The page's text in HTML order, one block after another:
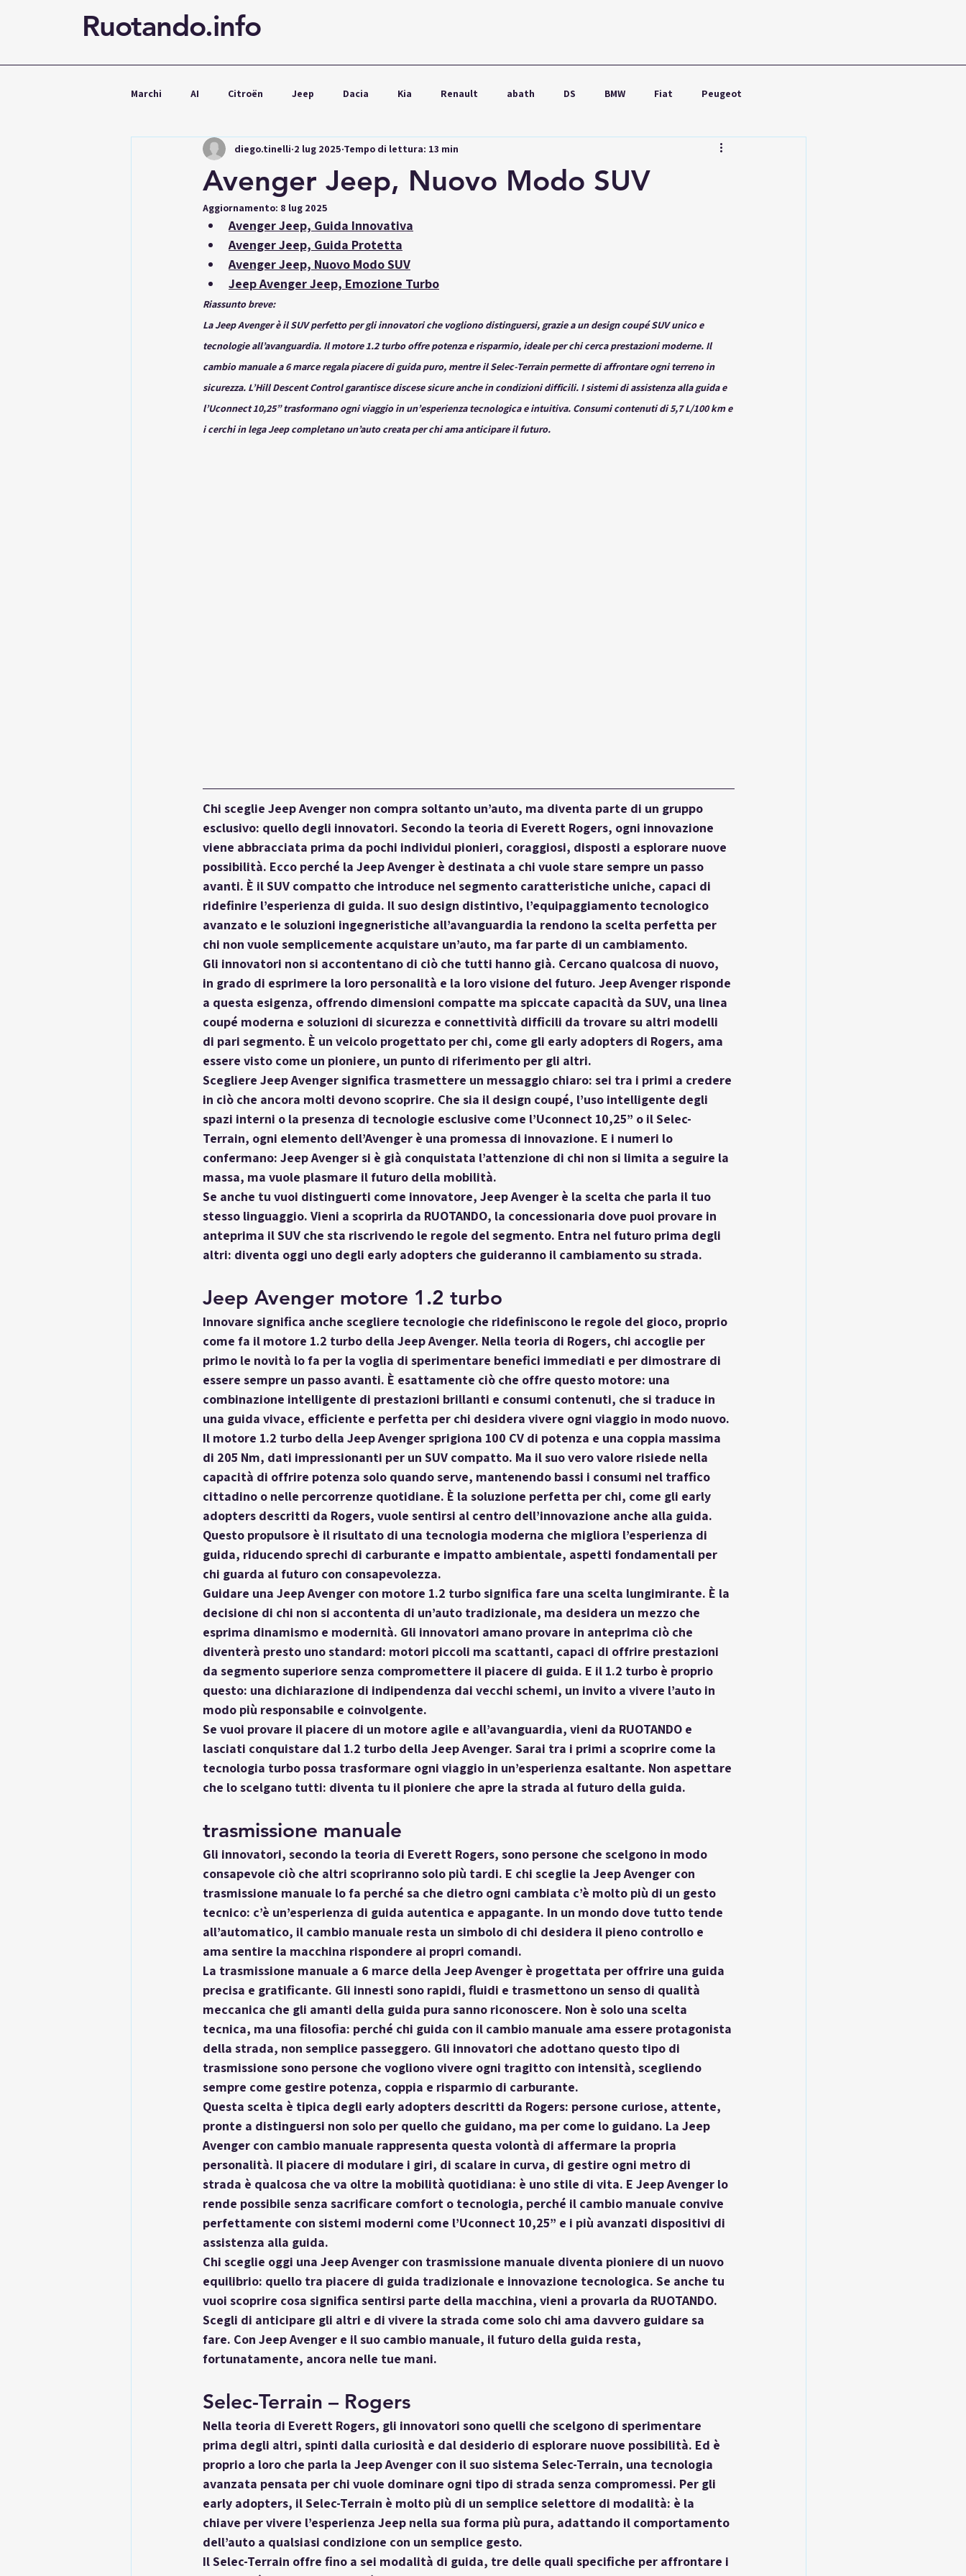
Ruotando.info
Marchi AI Citroën Jeep Dacia Kia Renault abath DS BMW Fiat Peugeot
Mercedes Volkswagen Ford Seat Toyota
Avenger Jeep, Nuovo Modo SUV
diego.tinelli 2 lug 2025 Tempo di lettura: 13 min
Aggiornamento: 8 lug 2025
Avenger Jeep, Guida Innovativa
Avenger Jeep, Guida Protetta
Avenger Jeep, Nuovo Modo SUV
Jeep Avenger Jeep, Emozione Turbo
Riassunto breve:
La Jeep Avenger è il SUV perfetto per gli innovatori che vogliono distinguersi, grazie a un design coupé SUV unico e
tecnologie all’avanguardia. Il motore 1.2 turbo offre potenza e risparmio, ideale per chi cerca prestazioni moderne. Il
cambio manuale a 6 marce regala piacere di guida puro, mentre il Selec-Terrain permette di affrontare ogni terreno in
sicurezza. L’Hill Descent Control garantisce discese sicure anche in condizioni difficili. I sistemi di assistenza alla guida e
l’Uconnect 10,25” trasformano ogni viaggio in un’esperienza tecnologica e intuitiva. Consumi contenuti di 5,7 L/100 km e
i cerchi in lega Jeep completano un’auto creata per chi ama anticipare il futuro.
Chi sceglie Jeep Avenger non compra soltanto un’auto, ma diventa parte di un gruppo
esclusivo: quello degli innovatori. Secondo la teoria di Everett Rogers, ogni innovazione
viene abbracciata prima da pochi individui pionieri, coraggiosi, disposti a esplorare nuove
possibilità. Ecco perché la Jeep Avenger è destinata a chi vuole stare sempre un passo
avanti. È il SUV compatto che introduce nel segmento caratteristiche uniche, capaci di
ridefinire l’esperienza di guida. Il suo design distintivo, l’equipaggiamento tecnologico
avanzato e le soluzioni ingegneristiche all’avanguardia la rendono la scelta perfetta per
chi non vuole semplicemente acquistare un’auto, ma far parte di un cambiamento.
Gli innovatori non si accontentano di ciò che tutti hanno già. Cercano qualcosa di nuovo,
in grado di esprimere la loro personalità e la loro visione del futuro. Jeep Avenger risponde
a questa esigenza, offrendo dimensioni compatte ma spiccate capacità da SUV, una linea
coupé moderna e soluzioni di sicurezza e connettività difficili da trovare su altri modelli
di pari segmento. È un veicolo progettato per chi, come gli early adopters di Rogers, ama
essere visto come un pioniere, un punto di riferimento per gli altri.
Scegliere Jeep Avenger significa trasmettere un messaggio chiaro: sei tra i primi a credere
in ciò che ancora molti devono scoprire. Che sia il design coupé, l’uso intelligente degli
spazi interni o la presenza di tecnologie esclusive come l’Uconnect 10,25” o il Selec-
Terrain, ogni elemento dell’Avenger è una promessa di innovazione. E i numeri lo
confermano: Jeep Avenger si è già conquistata l’attenzione di chi non si limita a seguire la
massa, ma vuole plasmare il futuro della mobilità.
Se anche tu vuoi distinguerti come innovatore, Jeep Avenger è la scelta che parla il tuo
stesso linguaggio. Vieni a scoprirla da RUOTANDO, la concessionaria dove puoi provare in
anteprima il SUV che sta riscrivendo le regole del segmento. Entra nel futuro prima degli
altri: diventa oggi uno degli early adopters che guideranno il cambiamento su strada.
Jeep Avenger motore 1.2 turbo
Innovare significa anche scegliere tecnologie che ridefiniscono le regole del gioco, proprio
come fa il motore 1.2 turbo della Jeep Avenger. Nella teoria di Rogers, chi accoglie per
primo le novità lo fa per la voglia di sperimentare benefici immediati e per dimostrare di
essere sempre un passo avanti. È esattamente ciò che offre questo motore: una
combinazione intelligente di prestazioni brillanti e consumi contenuti, che si traduce in
una guida vivace, efficiente e perfetta per chi desidera vivere ogni viaggio in modo nuovo.
Il motore 1.2 turbo della Jeep Avenger sprigiona 100 CV di potenza e una coppia massima
di 205 Nm, dati impressionanti per un SUV compatto. Ma il suo vero valore risiede nella
capacità di offrire potenza solo quando serve, mantenendo bassi i consumi nel traffico
cittadino o nelle percorrenze quotidiane. È la soluzione perfetta per chi, come gli early
adopters descritti da Rogers, vuole sentirsi al centro dell’innovazione anche alla guida.
Questo propulsore è il risultato di una tecnologia moderna che migliora l’esperienza di
guida, riducendo sprechi di carburante e impatto ambientale, aspetti fondamentali per
chi guarda al futuro con consapevolezza.
Guidare una Jeep Avenger con motore 1.2 turbo significa fare una scelta lungimirante. È la
decisione di chi non si accontenta di un’auto tradizionale, ma desidera un mezzo che
esprima dinamismo e modernità. Gli innovatori amano provare in anteprima ciò che
diventerà presto uno standard: motori piccoli ma scattanti, capaci di offrire prestazioni
da segmento superiore senza compromettere il piacere di guida. E il 1.2 turbo è proprio
questo: una dichiarazione di indipendenza dai vecchi schemi, un invito a vivere l’auto in
modo più responsabile e coinvolgente.
Se vuoi provare il piacere di un motore agile e all’avanguardia, vieni da RUOTANDO e
lasciati conquistare dal 1.2 turbo della Jeep Avenger. Sarai tra i primi a scoprire come la
tecnologia turbo possa trasformare ogni viaggio in un’esperienza esaltante. Non aspettare
che lo scelgano tutti: diventa tu il pioniere che apre la strada al futuro della guida.
trasmissione manuale
Gli innovatori, secondo la teoria di Everett Rogers, sono persone che scelgono in modo
consapevole ciò che altri scopriranno solo più tardi. E chi sceglie la Jeep Avenger con
trasmissione manuale lo fa perché sa che dietro ogni cambiata c’è molto più di un gesto
tecnico: c’è un’esperienza di guida autentica e appagante. In un mondo dove tutto tende
all’automatico, il cambio manuale resta un simbolo di chi desidera il pieno controllo e
ama sentire la macchina rispondere ai propri comandi.
La trasmissione manuale a 6 marce della Jeep Avenger è progettata per offrire una guida
precisa e gratificante. Gli innesti sono rapidi, fluidi e trasmettono un senso di qualità
meccanica che gli amanti della guida pura sanno riconoscere. Non è solo una scelta
tecnica, ma una filosofia: perché chi guida con il cambio manuale ama essere protagonista
della strada, non semplice passeggero. Gli innovatori che adottano questo tipo di
trasmissione sono persone che vogliono vivere ogni tragitto con intensità, scegliendo
sempre come gestire potenza, coppia e risparmio di carburante.
Questa scelta è tipica degli early adopters descritti da Rogers: persone curiose, attente,
pronte a distinguersi non solo per quello che guidano, ma per come lo guidano. La Jeep
Avenger con cambio manuale rappresenta questa volontà di affermare la propria
personalità. Il piacere di modulare i giri, di scalare in curva, di gestire ogni metro di
strada è qualcosa che va oltre la mobilità quotidiana: è uno stile di vita. E Jeep Avenger lo
rende possibile senza sacrificare comfort o tecnologia, perché il cambio manuale convive
perfettamente con sistemi moderni come l’Uconnect 10,25” e i più avanzati dispositivi di
assistenza alla guida.
Chi sceglie oggi una Jeep Avenger con trasmissione manuale diventa pioniere di un nuovo
equilibrio: quello tra piacere di guida tradizionale e innovazione tecnologica. Se anche tu
vuoi scoprire cosa significa sentirsi parte della macchina, vieni a provarla da RUOTANDO.
Scegli di anticipare gli altri e di vivere la strada come solo chi ama davvero guidare sa
fare. Con Jeep Avenger e il suo cambio manuale, il futuro della guida resta,
fortunatamente, ancora nelle tue mani.
Selec-Terrain – Rogers
Nella teoria di Everett Rogers, gli innovatori sono quelli che scelgono di sperimentare
prima degli altri, spinti dalla curiosità e dal desiderio di esplorare nuove possibilità. Ed è
proprio a loro che parla la Jeep Avenger con il suo sistema Selec-Terrain, una tecnologia
avanzata pensata per chi vuole dominare ogni tipo di strada senza compromessi. Per gli
early adopters, il Selec-Terrain è molto più di un semplice selettore di modalità: è la
chiave per vivere l’esperienza Jeep nella sua forma più pura, adattando il comportamento
dell’auto a qualsiasi condizione con un semplice gesto.
Il Selec-Terrain offre fino a sei modalità di guida, tre delle quali specifiche per affrontare i